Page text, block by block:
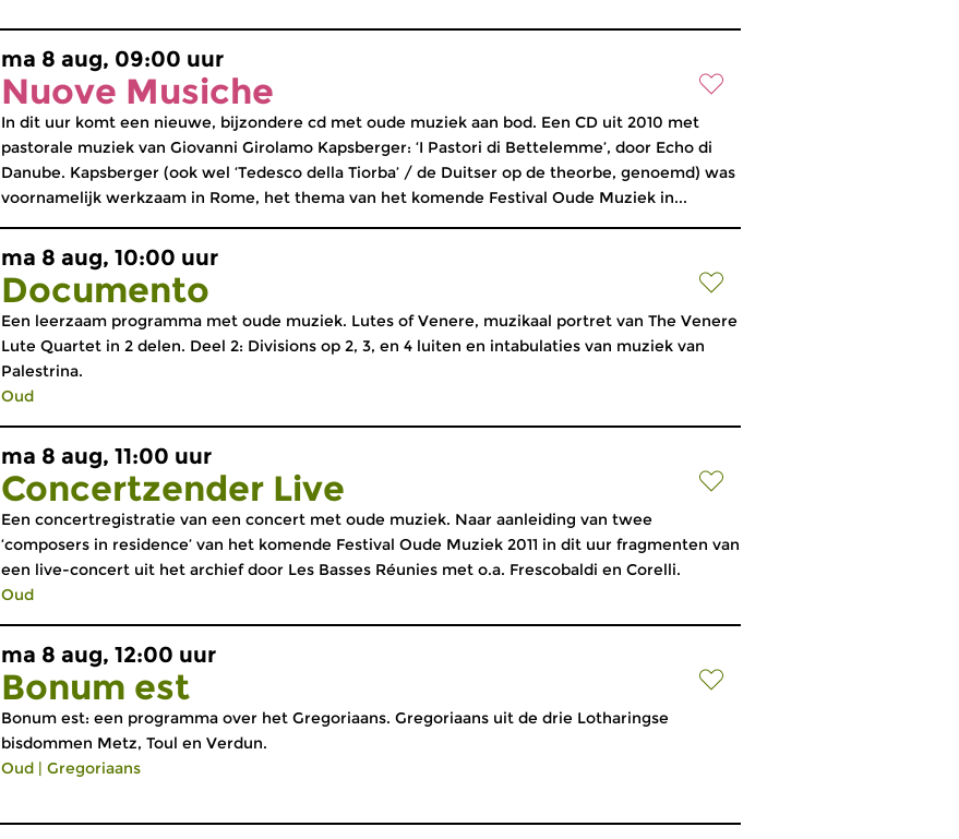
ma 8 aug, 09:00 uur
Nuove Musiche
In dit uur komt een nieuwe, bijzondere cd met oude muziek aan bod. Een CD uit 2010 met
pastorale muziek van Giovanni Girolamo Kapsberger: ‘I Pastori di Bettelemme’, door Echo di
Danube. Kapsberger (ook wel ‘Tedesco della Tiorba’ / de Duitser op de theorbe, genoemd) was
voornamelijk werkzaam in Rome, het thema van het komende Festival Oude Muziek in...
ma 8 aug, 10:00 uur
Documento
Een leerzaam programma met oude muziek. Lutes of Venere, muzikaal portret van The Venere
Lute Quartet in 2 delen. Deel 2: Divisions op 2, 3, en 4 luiten en intabulaties van muziek van
Palestrina.
Oud
ma 8 aug, 11:00 uur
Concertzender Live
Een concertregistratie van een concert met oude muziek. Naar aanleiding van twee
‘composers in residence’ van het komende Festival Oude Muziek 2011 in dit uur fragmenten van
een live-concert uit het archief door Les Basses Réunies met o.a. Frescobaldi en Corelli.
Oud
ma 8 aug, 12:00 uur
Bonum est
Bonum est: een programma over het Gregoriaans. Gregoriaans uit de drie Lotharingse
bisdommen Metz, Toul en Verdun.
Oud | Gregoriaans